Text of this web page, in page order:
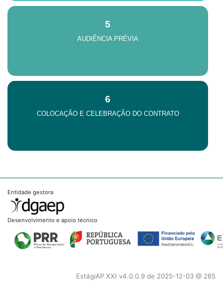
5
AUDIÊNCIA PRÉVIA
6
COLOCAÇÃO E CELEBRAÇÃO DO CONTRATO
Entidade gestora
Desenvolvimento e apoio técnico
EstágiAP XXI v4.0.0.9 de 2025-12-03 @ 265